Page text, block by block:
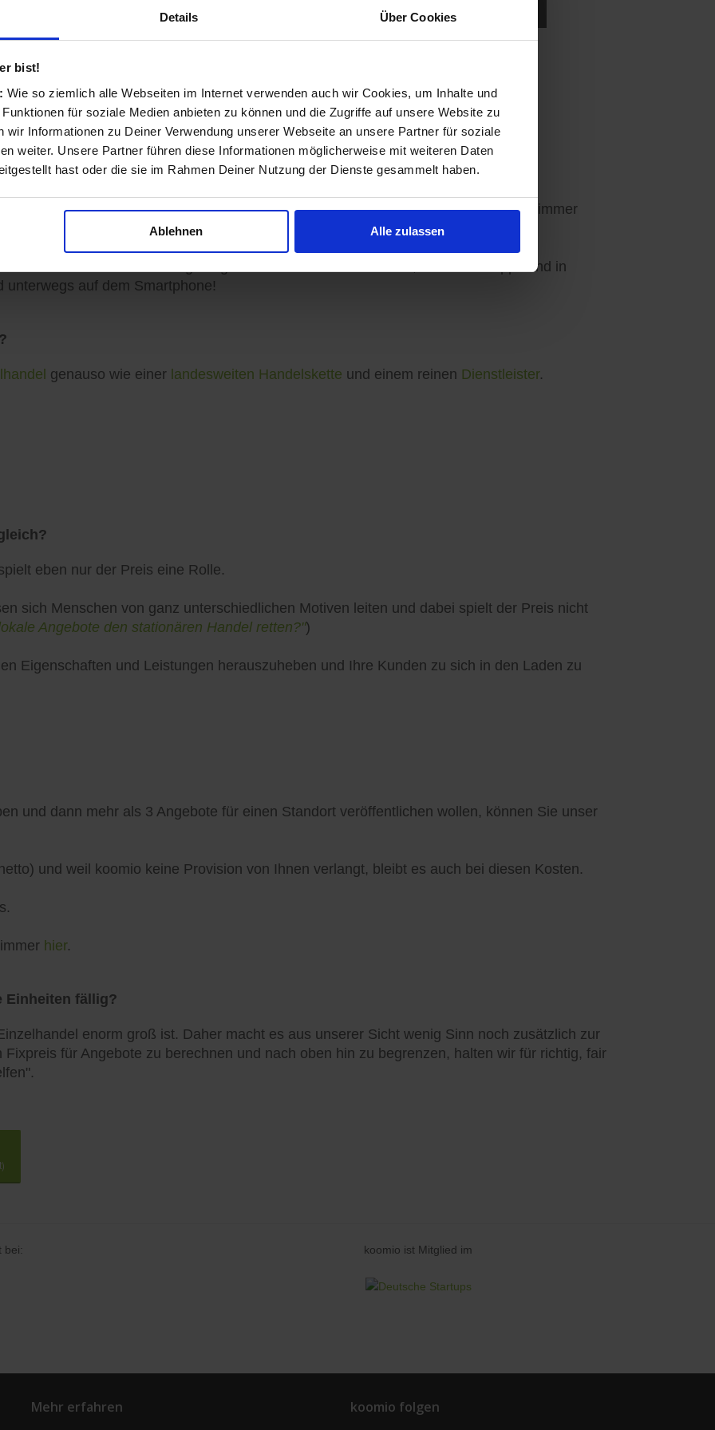
Details Über Cookies
bist!
Wie so ziemlich alle Webseiten im Internet verwenden auch wir Cookies, um Inhalte und
für soziale Medien anbieten zu können und die Zugriffe auf unsere Website zu
wir Informationen zu Deiner Verwendung unserer Webseite an unsere Partner für soziale
weiter. Unsere Partner führen diese Informationen möglicherweise mit weiteren Daten
hast oder die sie im Rahmen Deiner Nutzung der Dienste gesammelt haben.
Ablehnen Alle zulassen
unterwegs nach Geschäften und Produkten in der Nähe suchen.
transparent
und Dienstleister entstanden und auf Ihre Wünsche abgestimmt.
vervollständigen, Angebote veröffentlichen - 3 Angebote sind für Sie immer
zu Ihren Kunden gelangen: Auf der koomio-Webseite, in unseren Apps und in
auf dem Smartphone!
genauso wie einer landesweiten Handelskette und einem reinen Dienstleister.
eben nur der Preis eine Rolle.
sich Menschen von ganz unterschiedlichen Motiven leiten und dabei spielt der Preis nicht
Angebote den stationären Handel retten?")
Eigenschaften und Leistungen herauszuheben und Ihre Kunden zu sich in den Laden zu
und dann mehr als 3 Angebote für einen Standort veröffentlichen wollen, können Sie unser
und weil koomio keine Provision von Ihnen verlangt, bleibt es auch bei diesen Kosten.
hier.
Einheiten fällig?
enorm groß ist. Daher macht es aus unserer Sicht wenig Sinn noch zusätzlich zur
für Angebote zu berechnen und nach oben hin zu begrenzen, halten wir für richtig, fair
bei: koomio ist Mitglied im
Mehr erfahren koomio folgen